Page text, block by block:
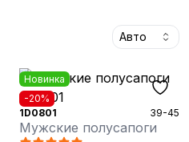
Авто
Новинка
-20%
1D0801
39-45
Мужские полусапоги